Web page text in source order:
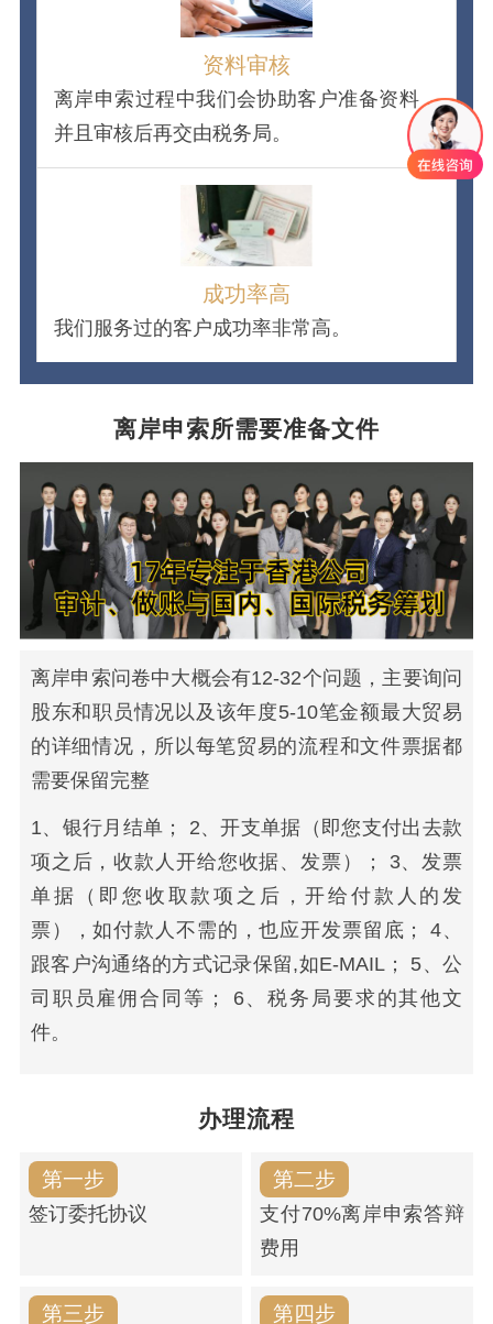
资料审核
离岸申索过程中我们会协助客户准备资料，
并且审核后再交由税务局。
成功率高
我们服务过的客户成功率非常高。
离岸申索所需要准备文件
离岸申索问卷中大概会有12-32个问题，主要询问
股东和职员情况以及该年度5-10笔金额最大贸易
的详细情况，所以每笔贸易的流程和文件票据都
需要保留完整
1、银行月结单； 2、开支单据（即您支付出去款
项之后，收款人开给您收据、发票）； 3、发票
单据（即您收取款项之后，开给付款人的发
票），如付款人不需的，也应开发票留底； 4、
跟客户沟通络的方式记录保留,如E-MAIL； 5、公
司职员雇佣合同等； 6、税务局要求的其他文
件。
办理流程
第一步
签订委托协议
第二步
支付70%离岸申索答辩
费用
第三步 第四步